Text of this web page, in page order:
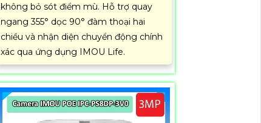
không bỏ sót điểm mù. Hỗ trợ quay
ngang 355° dọc 90° đàm thoại hai
chiều và nhận diện chuyển động chính
xác qua ứng dụng IMOU Life.